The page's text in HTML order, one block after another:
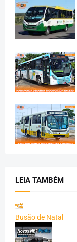
LEIA TAMBÉM
Busão de Natal